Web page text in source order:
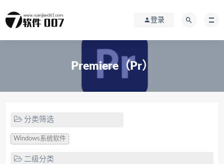
登录
Premiere（Pr）
分类筛选
Windows系统软件
二级分类